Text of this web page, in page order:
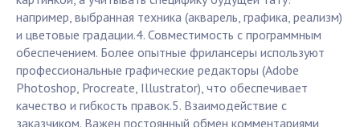
например, выбранная техника (акварель, графика, реализм)
и цветовые градации.4. Совместимость с программным
обеспечением. Более опытные фрилансеры используют
профессиональные графические редакторы (Adobe
Photoshop, Procreate, Illustrator), что обеспечивает
качество и гибкость правок.5. Взаимодействие с
заказчиком. Важен постоянный обмен комментариями,